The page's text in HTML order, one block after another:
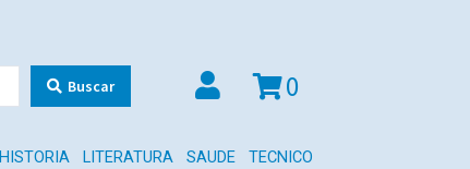
Buscar 0
HISTORIA LITERATURA SAUDE TECNICO